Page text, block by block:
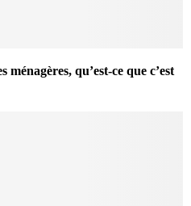
ménagères, qu’est-ce que c’est